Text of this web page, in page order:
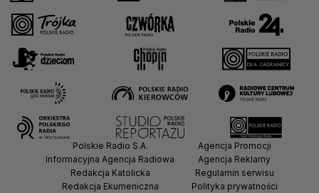
Polskie Radio S.A.
Informacyjna Agencja Radiowa
Redakcja Katolicka
Redakcja Ekumeniczna
Agencja Promocji
Agencja Reklamy
Regulamin serwisu
Polityka prywatności